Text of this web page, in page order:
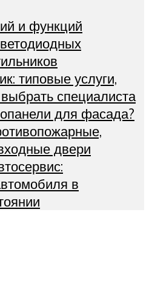
и функций
типовые услуги,
специалиста
для фасада?
двери
в